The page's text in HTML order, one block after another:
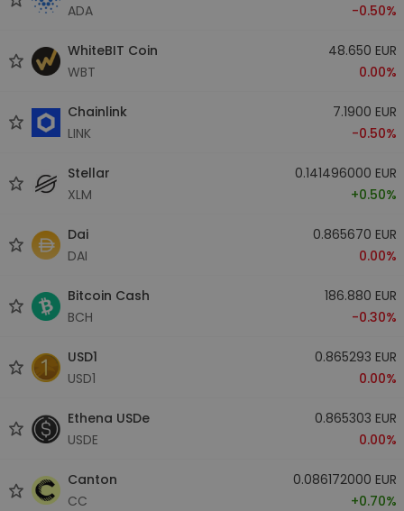
ADA
-0.50%
WhiteBIT Coin
WBT
48.650 EUR
0.00%
Chainlink
LINK
7.1900 EUR
-0.50%
Stellar
XLM
0.141496000 EUR
+0.50%
Dai
DAI
0.865670 EUR
0.00%
Bitcoin Cash
BCH
186.880 EUR
-0.30%
USD1
USD1
0.865293 EUR
0.00%
Ethena USDe
USDE
0.865303 EUR
0.00%
Canton
CC
0.086172000 EUR
+0.70%